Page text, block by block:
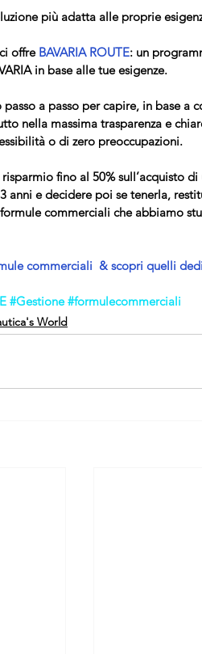
più adatta alle proprie
offre BAVARIA ROUTE: un
in base alle tue esigenze.
a passo per capire, in base a
nella massima trasparenza e
o di zero preoccupazioni.
fino al 50% sull’acquisto
anni e decidere poi se tenerla,
commerciali che abbiamo
commerciali  & scopri quelli
#Gestione #formulecommerciali
World